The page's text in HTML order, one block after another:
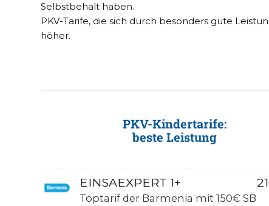
Selbstbehalt haben.
PKV-Tarife, die sich durch besonders gute
höher.
PKV-Kindertarife:
beste Leistung
EINSAEXPERT 1+
Toptarif der Barmenia mit 150€ SB